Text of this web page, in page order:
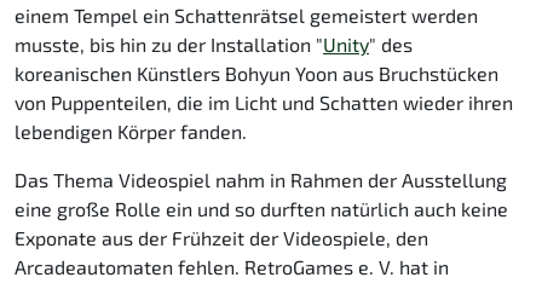
einem Tempel ein Schattenrätsel gemeistert werden
musste, bis hin zu der Installation "Unity" des
koreanischen Künstlers Bohyun Yoon aus Bruchstücken
von Puppenteilen, die im Licht und Schatten wieder ihren
lebendigen Körper fanden.
Das Thema Videospiel nahm in Rahmen der Ausstellung
eine große Rolle ein und so durften natürlich auch keine
Exponate aus der Frühzeit der Videospiele, den
Arcadeautomaten fehlen. RetroGames e. V. hat in